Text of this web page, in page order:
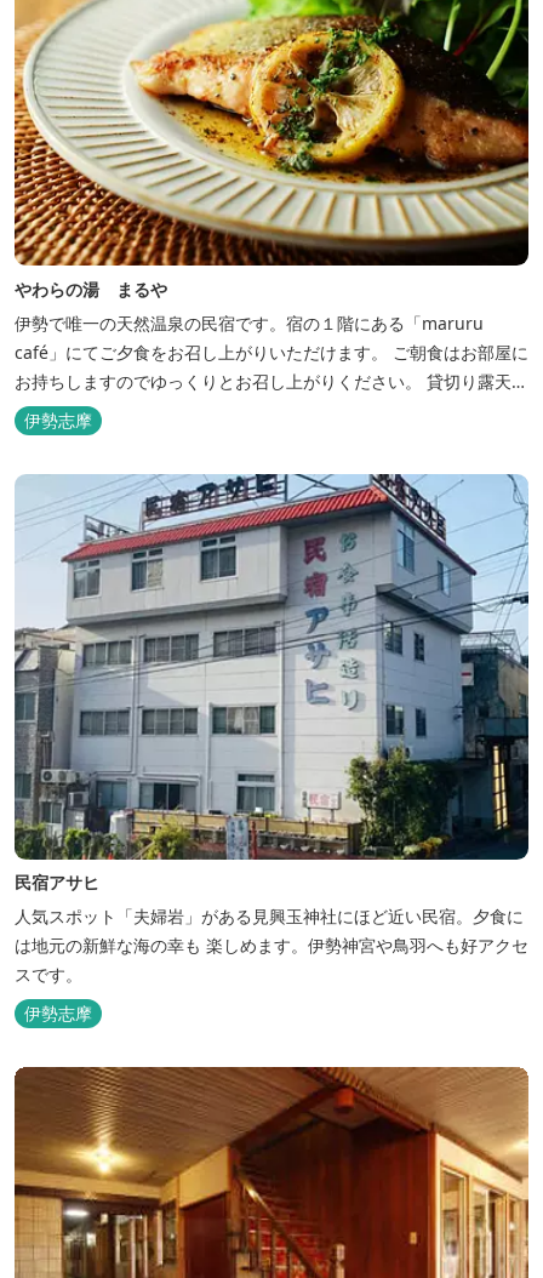
やわらの湯 まるや
伊勢で唯一の天然温泉の民宿です。宿の１階にある「maruru
café」にてご夕食をお召し上がりいただけます。 ご朝食はお部屋に
お持ちしますのでゆっくりとお召し上がりください。 貸切り露天風
呂完備、駅近、夫婦岩まで徒歩15分です。
伊勢志摩
民宿アサヒ
人気スポット「夫婦岩」がある見興玉神社にほど近い民宿。夕食に
は地元の新鮮な海の幸も 楽しめます。伊勢神宮や鳥羽へも好アクセ
スです。
伊勢志摩